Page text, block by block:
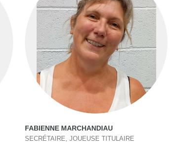
FABIENNE MARCHANDIAU
SECRÉTAIRE, JOUEUSE TITULAIRE